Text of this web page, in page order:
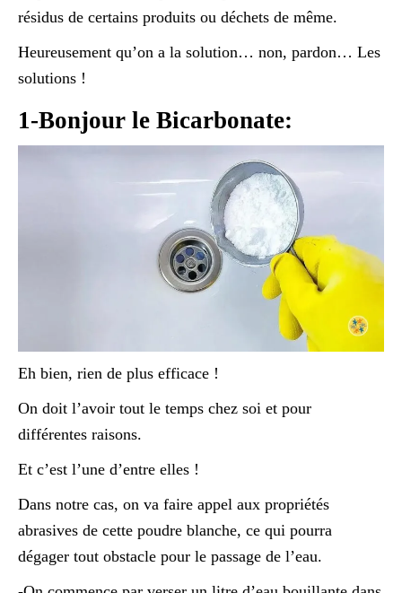
résidus de certains produits ou déchets de même.
Heureusement qu’on a la solution… non, pardon… Les
solutions !
1-Bonjour le Bicarbonate:
Eh bien, rien de plus efficace !
On doit l’avoir tout le temps chez soi et pour
différentes raisons.
Et c’est l’une d’entre elles !
Dans notre cas, on va faire appel aux propriétés
abrasives de cette poudre blanche, ce qui pourra
dégager tout obstacle pour le passage de l’eau.